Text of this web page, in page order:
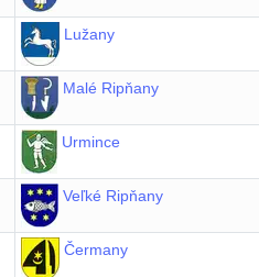
Lužany
Malé Ripňany
Urmince
Veľké Ripňany
Čermany